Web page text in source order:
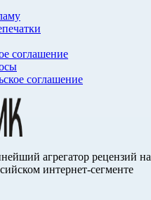
соглашение
соглашение
агрегатор рецензий на
интернет-сегменте